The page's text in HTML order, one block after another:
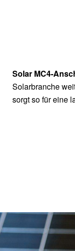
Solar MC4-
Solarbranche
sorgt so für eine